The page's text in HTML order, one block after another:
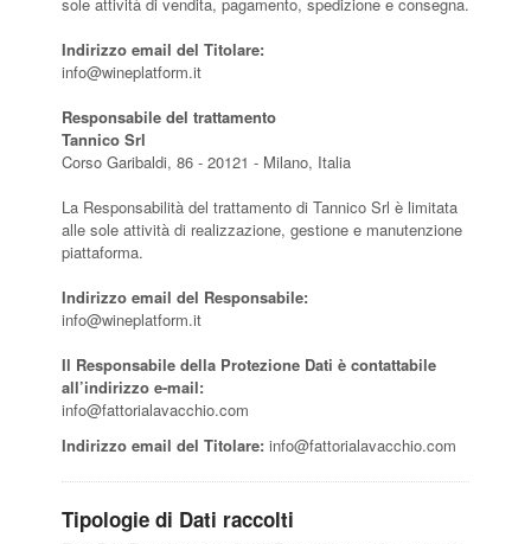
Indirizzo email del Titolare:
info@wineplatform.it
Responsabile del trattamento
Tannico Srl
Corso Garibaldi, 86 - 20121 - Milano, Italia
La Responsabilità del trattamento di Tannico Srl è limitata
alle sole attività di realizzazione, gestione e manutenzione
piattaforma.
Indirizzo email del Responsabile:
info@wineplatform.it
Il Responsabile della Protezione Dati è contattabile
all’indirizzo e-mail:
info@fattorialavacchio.com
Indirizzo email del Titolare: info@fattorialavacchio.com
Tipologie di Dati raccolti